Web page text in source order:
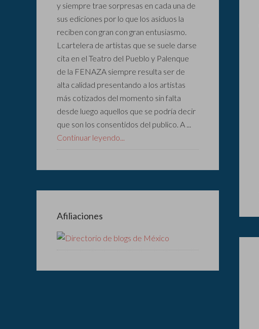
y siempre trae sorpresas en cada una de
sus ediciones por lo que los asiduos la
reciben con gran con gran entusiasmo.
Lcartelera de artistas que se suele darse
cita en el Teatro del Pueblo y Palenque
de la FENAZA siempre resulta ser de
alta calidad presentando a los artistas
más cotizados del momento sin falta
desde luego aquellos que se podría decir
que son los consentidos del publico. A ...
Continuar leyendo...
Afiliaciones